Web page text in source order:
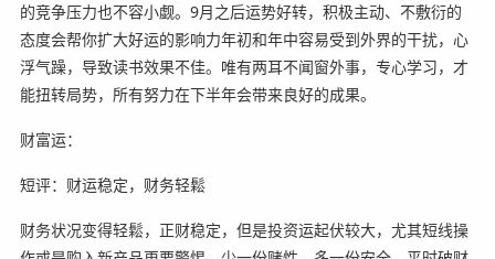
的竞争压力也不容小觑。9月之后运势好转，积极主动、不敷衍的
态度会帮你扩大好运的影响力年初和年中容易受到外界的干扰，心
浮气躁，导致读书效果不佳。唯有两耳不闻窗外事，专心学习，才
能扭转局势，所有努力在下半年会带来良好的成果。
财富运：
短评：财运稳定，财务轻鬆
财务状况变得轻鬆，正财稳定，但是投资运起伏较大，尤其短线操